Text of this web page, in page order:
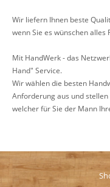
Wir liefern Ihnen beste
wenn Sie es wünschen alles
Mit HandWerk - das
Hand" Service.
Wir wählen die besten
Anforderung aus und
welcher für Sie der Mann